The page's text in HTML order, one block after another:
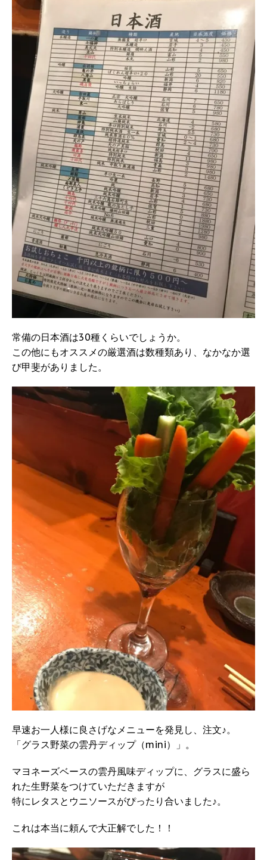
常備の日本酒は30種くらいでしょうか。
この他にもオススメの厳選酒は数種類あり、なかなか選
び甲斐がありました。
早速お一人様に良さげなメニューを発見し、注文♪。
「グラス野菜の雲丹ディップ（mini）」。
マヨネーズベースの雲丹風味ディップに、グラスに盛ら
れた生野菜をつけていただきますが
特にレタスとウニソースがぴったり合いました♪。
これは本当に頼んで大正解でした！！